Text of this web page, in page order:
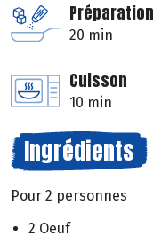
Préparation
20 min
Cuisson
10 min
Ingrédients
Pour 2 personnes
2 Oeuf